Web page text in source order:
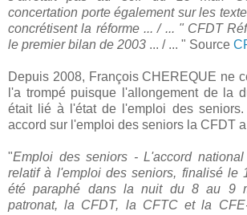
concertation porte également sur les
concrétisent la réforme ... / ... " CFDT
le premier bilan de 2003 ... / ... " Source
Depuis 2008, François CHEREQUE ne
l'a trompé puisque l'allongement de la
était lié à l'état de l'emploi des seniors.
accord sur l'emploi des seniors la CFDT
"Emploi des seniors - L'accord national
relatif à l'emploi des seniors, finalisé le
été paraphé dans la nuit du 8 au 9
patronat, la CFDT, la CFTC et la